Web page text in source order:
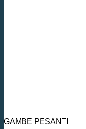
GAMBE PESANTI